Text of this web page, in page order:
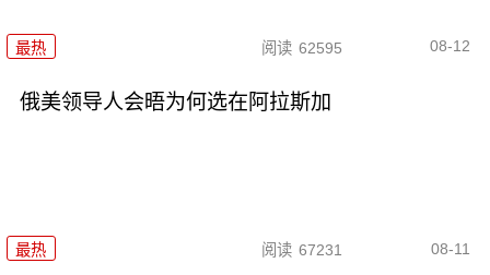
最热 阅读 62595 08-12
俄美领导人会晤为何选在阿拉斯加
最热 阅读 67231 08-11